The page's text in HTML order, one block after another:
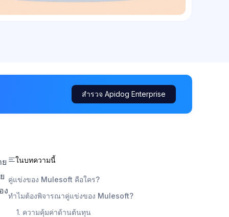
สำรวจ Apidog Enterprise
ง
ในบทความนี้
คู่แข่งของ Mulesoft คือใคร?
ทำไมต้องพิจารณาคู่แข่งของ Mulesoft?
1. ความคุ้มค่าด้านต้นทุน